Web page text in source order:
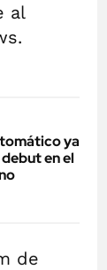
al
ya
en el
de